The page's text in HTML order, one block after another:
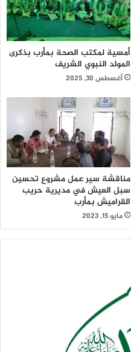
أمسية لمكتب الصحة بمأرب بذكرى
المولد النبوي الشريف
أغسطس 30, 2025
مناقشة سير عمل مشروع تحسين
سبل العيش في مديرية حريب
القراميش بمأرب
مايو 15, 2023